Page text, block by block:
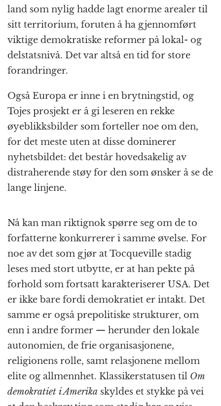
land som nylig hadde lagt enorme arealer til
sitt territorium, foruten å ha gjennomført
viktige demokratiske reformer på lokal- og
delstatsnivå. Det var altså en tid for store
forandringer.
Også Europa er inne i en brytningstid, og
Tojes prosjekt er å gi leseren en rekke
øyeblikksbilder som forteller noe om den,
for det meste uten at disse dominerer
nyhetsbildet: det består hovedsakelig av
distraherende støy for den som ønsker å se de
lange linjene.
Nå kan man riktignok spørre seg om de to
forfatterne konkurrerer i samme øvelse. For
noe av det som gjør at Tocqueville stadig
leses med stort utbytte, er at han pekte på
forhold som fortsatt karakteriserer USA. Det
er ikke bare fordi demokratiet er intakt. Det
samme er også prepolitiske strukturer, om
enn i andre former — herunder den lokale
autonomien, de frie organisasjonene,
religionens rolle, samt relasjonene mellom
elite og allmennhet. Klassikerstatusen til Om
demokratiet i Amerika skyldes et stykke på vei